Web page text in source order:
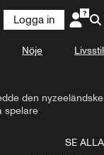
Logga in
Nöje Livsstil
den nyzeeländske
spelare
SE ALLA